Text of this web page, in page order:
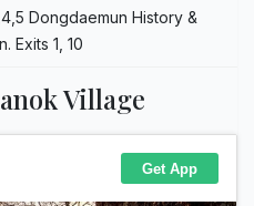
Dongdaemun History &
Exits 1, 10
Village